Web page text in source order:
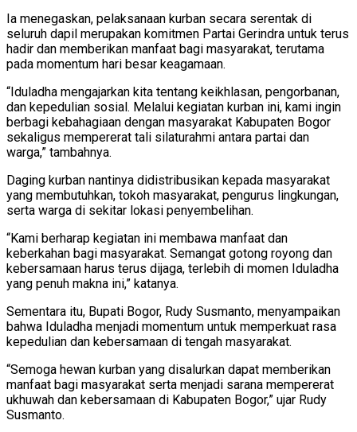
Ia menegaskan, pelaksanaan kurban secara serentak di
seluruh dapil merupakan komitmen Partai Gerindra untuk terus
hadir dan memberikan manfaat bagi masyarakat, terutama
pada momentum hari besar keagamaan.
“Iduladha mengajarkan kita tentang keikhlasan, pengorbanan,
dan kepedulian sosial. Melalui kegiatan kurban ini, kami ingin
berbagi kebahagiaan dengan masyarakat Kabupaten Bogor
sekaligus mempererat tali silaturahmi antara partai dan
warga,” tambahnya.
Daging kurban nantinya didistribusikan kepada masyarakat
yang membutuhkan, tokoh masyarakat, pengurus lingkungan,
serta warga di sekitar lokasi penyembelihan.
“Kami berharap kegiatan ini membawa manfaat dan
keberkahan bagi masyarakat. Semangat gotong royong dan
kebersamaan harus terus dijaga, terlebih di momen Iduladha
yang penuh makna ini,” katanya.
Sementara itu, Bupati Bogor, Rudy Susmanto, menyampaikan
bahwa Iduladha menjadi momentum untuk memperkuat rasa
kepedulian dan kebersamaan di tengah masyarakat.
“Semoga hewan kurban yang disalurkan dapat memberikan
manfaat bagi masyarakat serta menjadi sarana mempererat
ukhuwah dan kebersamaan di Kabupaten Bogor,” ujar Rudy
Susmanto.